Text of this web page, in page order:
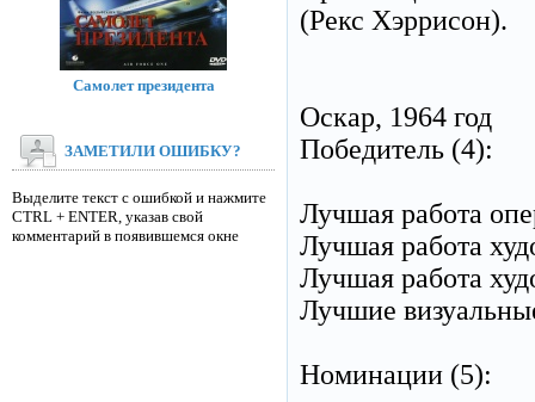
(Рекс Хэррисон).
Оскар, 1964 год
Победитель (4):
Лучшая работа
Лучшая работа
Лучшая работа
Лучшие
Номинации (5):
Самолет президента
ЗАМЕТИЛИ ОШИБКУ?
Выделите текст с ошибкой и нажмите
CTRL + ENTER, указав свой
комментарий в появившемся окне